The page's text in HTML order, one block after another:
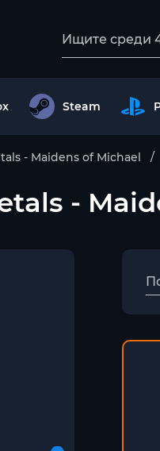
Steam
- Maidens of Michael
-